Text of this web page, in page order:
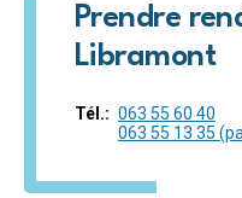
Prendre
Libramont
Tél.
063 55 60 40
063 55 13 35